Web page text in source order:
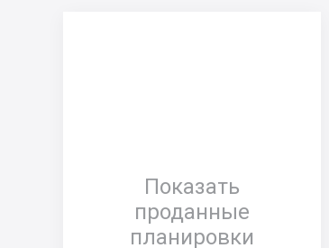
Показать
проданные
планировки